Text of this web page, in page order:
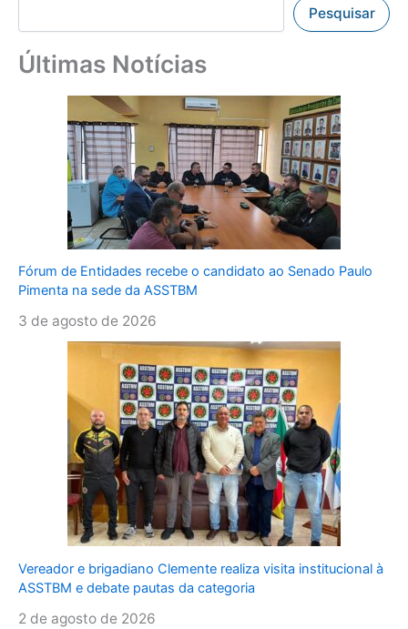
Pesquisar
Últimas Notícias
Fórum de Entidades recebe o candidato ao Senado Paulo
Pimenta na sede da ASSTBM
3 de agosto de 2026
Vereador e brigadiano Clemente realiza visita institucional à
ASSTBM e debate pautas da categoria
2 de agosto de 2026